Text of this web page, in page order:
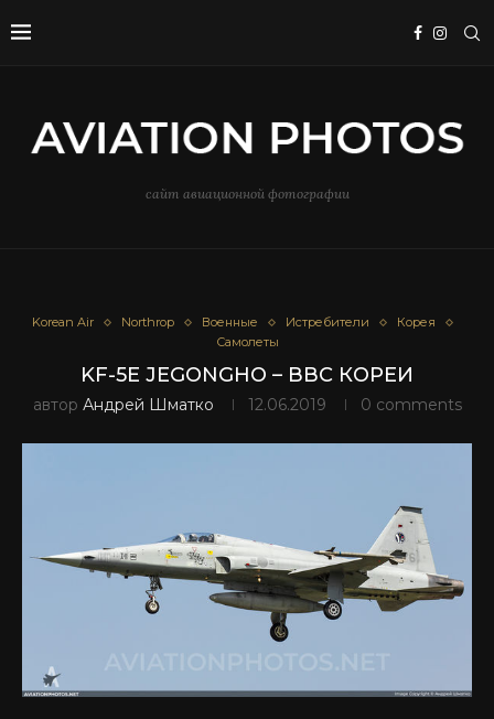
сайт авиационной фотографии
Korean Air Northrop Военные Истребители
Корея
Самолеты
KF-5E JEGONGHO – ВВС КОРЕИ
автор Андрей Шматко 12.06.2019 0 comments